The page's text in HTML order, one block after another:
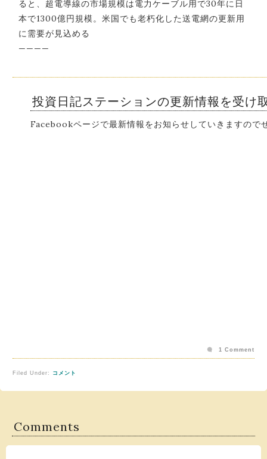
ると、超電導線の市場規模は電力ケーブル用で30年に日
本で1300億円規模。米国でも老朽化した送電網の更新用
に需要が見込める
————
投資日記ステーションの更新情報を受け
Facebookページで最新情報をお知らせしていきますので
Filed Under: コメント
1 Comment
Comments